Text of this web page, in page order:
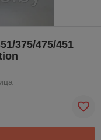
375/475/451